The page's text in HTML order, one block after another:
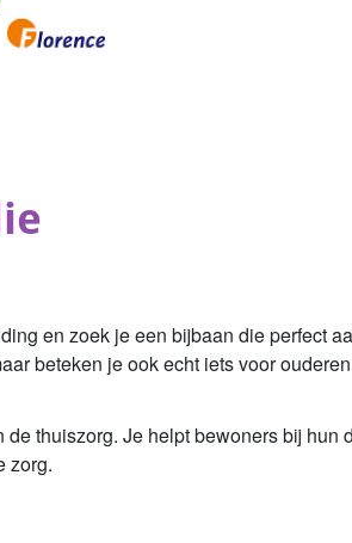
en zoek je een bijbaan die perfect
beteken je ook echt iets voor
thuiszorg. Je helpt bewoners bij hun
zorg.